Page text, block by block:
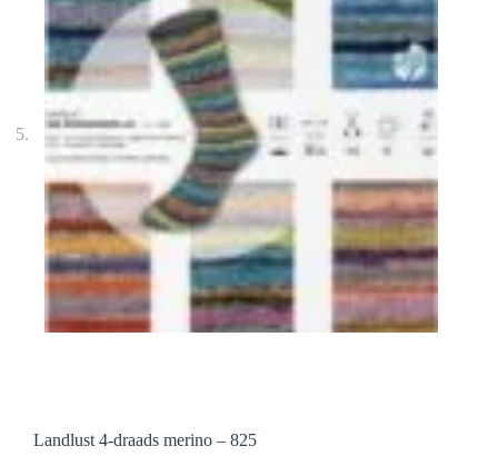
Landlust 4-draads merino – 825